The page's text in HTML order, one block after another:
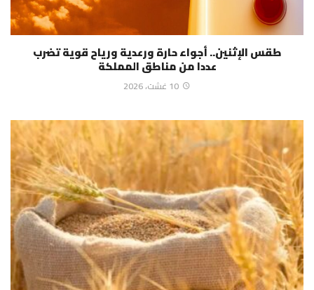
طقس الإثنين.. أجواء حارة ورعدية ورياح قوية تضرب
عددا من مناطق المملكة
10 غشت، 2026